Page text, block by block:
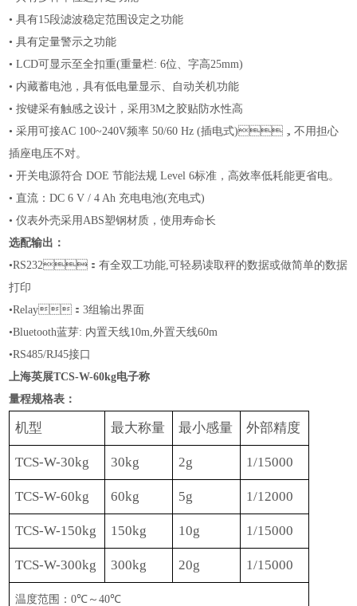
• 具有15段滤波稳定范围设定之功能
• 具有定量警示之功能
• LCD可显示至全扣重(重量栏: 6位、字高25mm)
• 内藏蓄电池，具有低电量显示、自动关机功能
• 按键采有触感之设计，采用3M之胶贴防水性高
• 采用可接AC 100~240V频率 50/60 Hz (插电式)，不用担心
插座电压不对。
• 开关电源符合 DOE 节能法规 Level 6标准，高效率低耗能更省电。
• 直流：DC 6 V / 4 Ah 充电电池(充电式)
• 仪表外壳采用ABS塑钢材质，使用寿命长
选配输出：
•RS232：有全双工功能,可轻易读取秤的数据或做简单的数据
打印
•Relay：3组输出界面
•Bluetooth蓝芽: 内置天线10m,外置天线60m
•RS485/RJ45接口
上海英展TCS-W-60kg电子称
量程规格表：
机型 最大称量 最小感量 外部精度
TCS-W-30kg 30kg 2g 1/15000
TCS-W-60kg 60kg 5g 1/12000
TCS-W-150kg 150kg 10g 1/15000
TCS-W-300kg 300kg 20g 1/15000
温度范围：0℃ ～40℃